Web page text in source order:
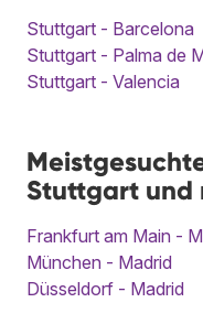
Stuttgart - Barcelona
Stuttgart - Palma de
Stuttgart - Valencia
Stuttgart und
Frankfurt am Main -
München - Madrid
Düsseldorf - Madrid